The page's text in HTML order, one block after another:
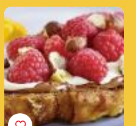
Francúzsky toast z
croissantu s nátierkou
Nutella®